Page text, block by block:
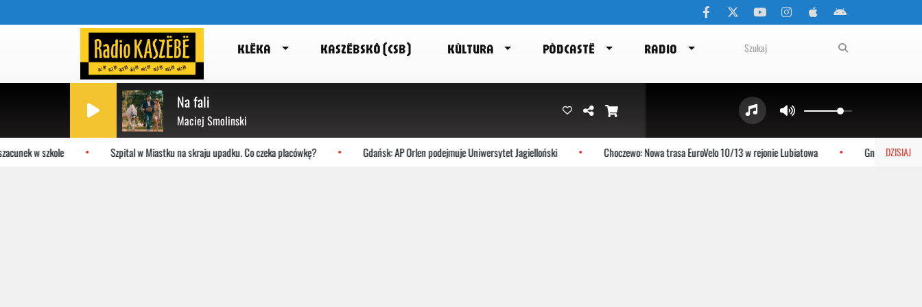
KLËKA KASZËBSKÔ (CSB) KÙLTURA PÒDCASTË RADIO
Na fali
Maciej Smolinski
DZISIAJ
w szkole Szpital w Miastku na skraju upadku. Co czeka placówkę? Gdańsk: AP Orlen podejmuje Uniwersytet Jagielloński Choczewo: Nowa trasa EuroVelo 10/13 w rejonie Lubiatowa Gniewino: